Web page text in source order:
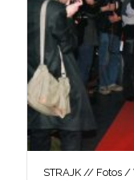
STRAJK // Fotos